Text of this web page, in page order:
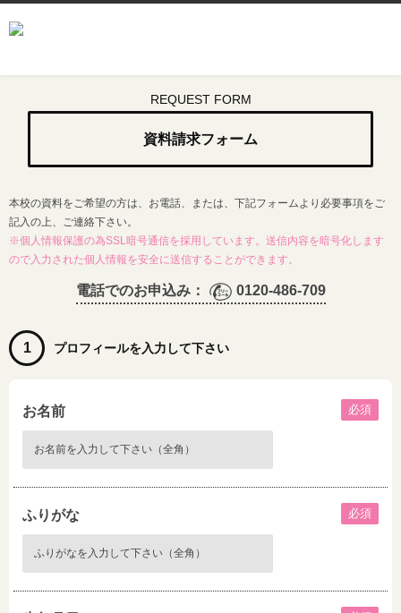
REQUEST FORM
資料請求フォーム
本校の資料をご希望の方は、お電話、または、下記フォームより必要事項をご
記入の上、ご連絡下さい。
※個人情報保護の為SSL暗号通信を採用しています。送信内容を暗号化します
ので入力された個人情報を安全に送信することができます。
電話でのお申込み： 0120-486-709
1 プロフィールを入力して下さい
お名前 必須
ふりがな 必須